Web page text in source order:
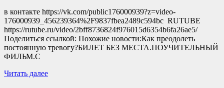
в контакте https://vk.com/public176000939?z=video-
176000939_456239364%2F9837fbea2489c594bc RUTUBE
https://rutube.ru/video/2bff8736824f976015d6354b6fa26ae5/
Поделиться ссылкой: Похожие новости:Как преодолеть
постоянную тревогу?БИЛЕТ БЕЗ МЕСТА.ПОУЧИТЕЛЬНЫЙ
ФИЛЬМ.С
Читать далее